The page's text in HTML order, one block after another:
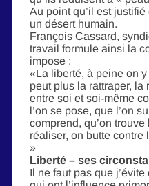
Au point qu’il est
un désert humain.
François Cassard,
travail formule ainsi la
impose :
«La liberté, à peine on
peut plus la rattraper, la
entre soi et soi-même
l’on se pose, que l’on
comprend, qu’on trouve
réaliser, on butte contre
»
Liberté – ses
Il ne faut pas que